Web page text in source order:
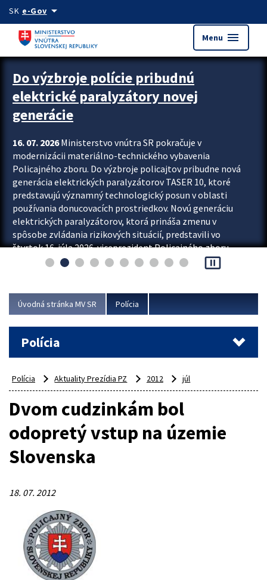
Preskocit na hlavný obsah
SK e-Govarrow_drop_down
Menu menu
Zastavit automatický posun upútavok
Do výzbroje polície pribudnú
elektrické paralyzátory novej
generácie
16. 07. 2026Ministerstvo vnútra SR pokračuje v
modernizácii materiálno-technického vybavenia
Policajného zboru. Do výzbroje policajtov pribudne nová
generácia elektrických paralyzátorov TASER 10, ktoré
predstavujú významný technologický posun v oblasti
používania donucovacích prostriedkov. Novú generáciu
elektrických paralyzátorov, ktorá prináša zmenu v
spôsobe zvládania rizikových situácií, predstavili vo
štvrtok 16. júla 2026 viceprezident Policajného zboru
Rastislav Polakovič a riaditeľ odboru výcviku...
pause_presentation
Úvodná stránka MV SR Polícia
Polícia
Polícia Aktuality Prezídia PZ 2012 júl
Dvom cudzinkám bol
odopretý vstup na územie
Slovenska
18. 07. 2012